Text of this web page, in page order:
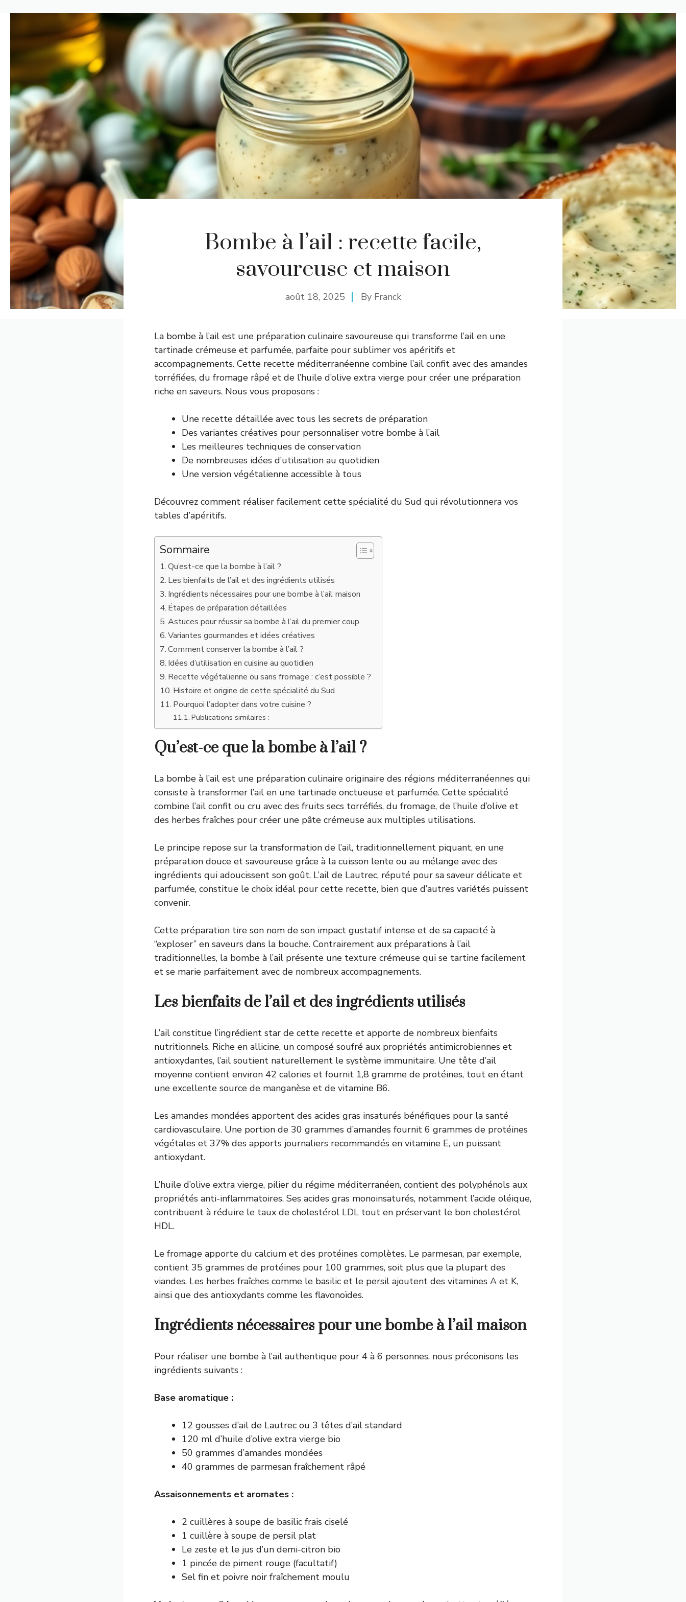
Bombe à l’ail : recette facile,
savoureuse et maison
août 18, 2025 By Franck
La bombe à l’ail est une préparation culinaire savoureuse qui transforme l’ail en une
tartinade crémeuse et parfumée, parfaite pour sublimer vos apéritifs et
accompagnements. Cette recette méditerranéenne combine l’ail confit avec des amandes
torréfiées, du fromage râpé et de l’huile d’olive extra vierge pour créer une préparation
riche en saveurs. Nous vous proposons :
Une recette détaillée avec tous les secrets de préparation
Des variantes créatives pour personnaliser votre bombe à l’ail
Les meilleures techniques de conservation
De nombreuses idées d’utilisation au quotidien
Une version végétalienne accessible à tous
Découvrez comment réaliser facilement cette spécialité du Sud qui révolutionnera vos
tables d’apéritifs.
Sommaire
Qu’est-ce que la bombe à l’ail ?
Les bienfaits de l’ail et des ingrédients utilisés
Ingrédients nécessaires pour une bombe à l’ail maison
Étapes de préparation détaillées
Astuces pour réussir sa bombe à l’ail du premier coup
Variantes gourmandes et idées créatives
Comment conserver la bombe à l’ail ?
Idées d’utilisation en cuisine au quotidien
Recette végétalienne ou sans fromage : c’est possible ?
Histoire et origine de cette spécialité du Sud
Pourquoi l’adopter dans votre cuisine ?
Publications similaires :
Qu’est-ce que la bombe à l’ail ?
La bombe à l’ail est une préparation culinaire originaire des régions méditerranéennes qui
consiste à transformer l’ail en une tartinade onctueuse et parfumée. Cette spécialité
combine l’ail confit ou cru avec des fruits secs torréfiés, du fromage, de l’huile d’olive et
des herbes fraîches pour créer une pâte crémeuse aux multiples utilisations.
Le principe repose sur la transformation de l’ail, traditionnellement piquant, en une
préparation douce et savoureuse grâce à la cuisson lente ou au mélange avec des
ingrédients qui adoucissent son goût. L’ail de Lautrec, réputé pour sa saveur délicate et
parfumée, constitue le choix idéal pour cette recette, bien que d’autres variétés puissent
convenir.
Cette préparation tire son nom de son impact gustatif intense et de sa capacité à
“exploser” en saveurs dans la bouche. Contrairement aux préparations à l’ail
traditionnelles, la bombe à l’ail présente une texture crémeuse qui se tartine facilement
et se marie parfaitement avec de nombreux accompagnements.
Les bienfaits de l’ail et des ingrédients utilisés
L’ail constitue l’ingrédient star de cette recette et apporte de nombreux bienfaits
nutritionnels. Riche en allicine, un composé soufré aux propriétés antimicrobiennes et
antioxydantes, l’ail soutient naturellement le système immunitaire. Une tête d’ail
moyenne contient environ 42 calories et fournit 1,8 gramme de protéines, tout en étant
une excellente source de manganèse et de vitamine B6.
Les amandes mondées apportent des acides gras insaturés bénéfiques pour la santé
cardiovasculaire. Une portion de 30 grammes d’amandes fournit 6 grammes de protéines
végétales et 37% des apports journaliers recommandés en vitamine E, un puissant
antioxydant.
L’huile d’olive extra vierge, pilier du régime méditerranéen, contient des polyphénols aux
propriétés anti-inflammatoires. Ses acides gras monoinsaturés, notamment l’acide oléique,
contribuent à réduire le taux de cholestérol LDL tout en préservant le bon cholestérol
HDL.
Le fromage apporte du calcium et des protéines complètes. Le parmesan, par exemple,
contient 35 grammes de protéines pour 100 grammes, soit plus que la plupart des
viandes. Les herbes fraîches comme le basilic et le persil ajoutent des vitamines A et K,
ainsi que des antioxydants comme les flavonoïdes.
Ingrédients nécessaires pour une bombe à l’ail maison
Pour réaliser une bombe à l’ail authentique pour 4 à 6 personnes, nous préconisons les
ingrédients suivants :
Base aromatique :
12 gousses d’ail de Lautrec ou 3 têtes d’ail standard
120 ml d’huile d’olive extra vierge bio
50 grammes d’amandes mondées
40 grammes de parmesan fraîchement râpé
Assaisonnements et aromates :
2 cuillères à soupe de basilic frais ciselé
1 cuillère à soupe de persil plat
Le zeste et le jus d’un demi-citron bio
1 pincée de piment rouge (facultatif)
Sel fin et poivre noir fraîchement moulu